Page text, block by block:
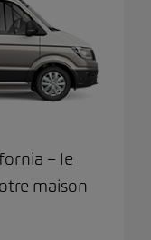
– le
maison